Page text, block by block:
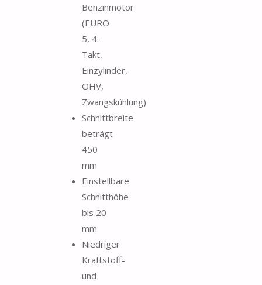
Benzinmotor
(EURO
5, 4-
Takt,
Einzylinder,
OHV,
Zwangskühlung)
Schnittbreite
beträgt
450
mm
Einstellbare
Schnitthöhe
bis 20
mm
Niedriger
Kraftstoff-
und